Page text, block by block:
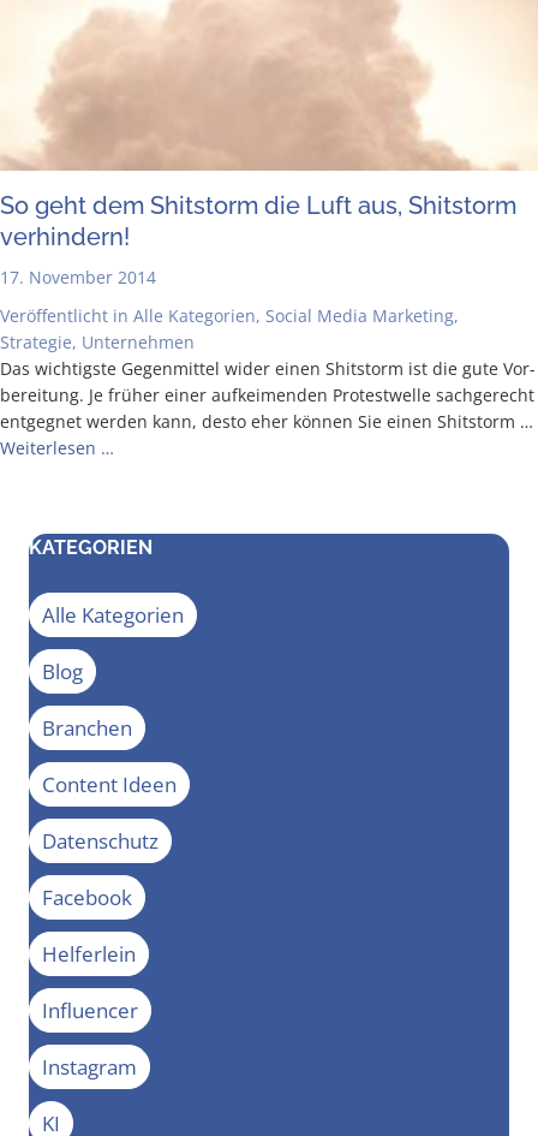
So geht dem Shit­s­torm die Luft aus, Shit­s­torm
verhindern!
17. November 2014
Veröffentlicht in Alle Kategorien, Social Media Marketing,
Strategie, Unternehmen
Das wich­tigs­te Gegen­mit­tel wider einen Shit­s­torm ist die gute Vor­
be­rei­tung. Je frü­her einer auf­kei­men­den Pro­test­wel­le sach­ge­recht
ent­geg­net wer­den kann, des­to eher kön­nen Sie einen Shit­s­torm …
Wei­ter­le­sen …
KATEGORIEN
Alle Kategorien
Blog
Branchen
Content Ideen
Datenschutz
Facebook
Helferlein
Influencer
Instagram
KI